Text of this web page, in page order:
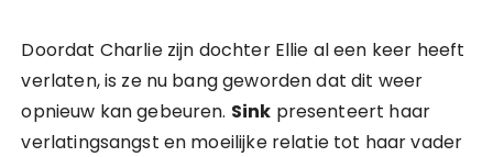
Doordat Charlie zijn dochter Ellie al een keer heeft
verlaten, is ze nu bang geworden dat dit weer
opnieuw kan gebeuren. Sink presenteert haar
verlatingsangst en moeilijke relatie tot haar vader